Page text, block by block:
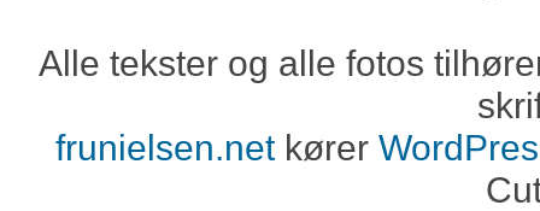
Alle tekster og alle fotos
frunielsen.netkører